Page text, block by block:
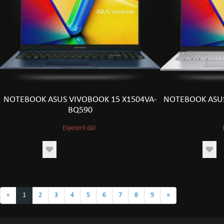
NOTEBOOK ASUS VIVOBOOK 15 X1504VA-
BQ590
Elýeterli däl
NOTEBOOK
« 1 2 3 4 5 6 7 8 9 »